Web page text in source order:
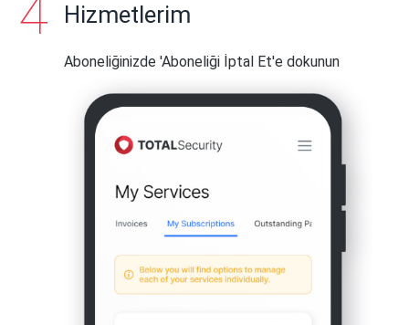
Hizmetlerim
Aboneliğinizde 'Aboneliği İptal Et'e dokunun